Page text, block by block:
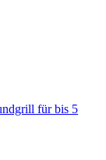
für bis 5